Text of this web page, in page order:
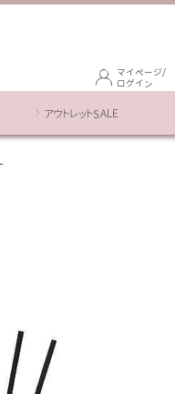
マイページ/
ログイン
アウトレットSALE